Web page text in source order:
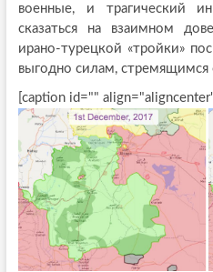
военные, и трагический
сказаться на взаимном
ирано-турецкой «тройки»
выгодно силам, стремящимся
[caption id=""